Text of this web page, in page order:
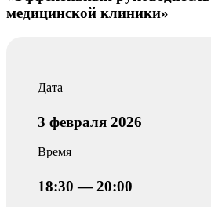
медицинской клиники»
Дата
3 февраля 2026
Время
18:30 — 20:00